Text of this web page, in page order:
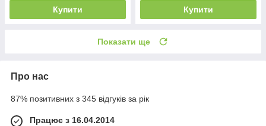
Купити Купити
Показати ще
Про нас
87% позитивних з 345 відгуків за рік
Працює з 16.04.2014